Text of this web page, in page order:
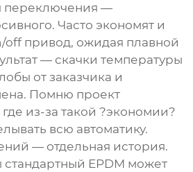
переключения —
Часто экономят и
off привод, ожидая плавной
— скачки температуры
от заказчика и
Помню проект
где из-за такой ?экономии?
всю автоматику.
— отдельная история.
EPDM может